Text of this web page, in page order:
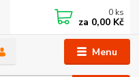
Menu
0 ks
za 0,00 Kč